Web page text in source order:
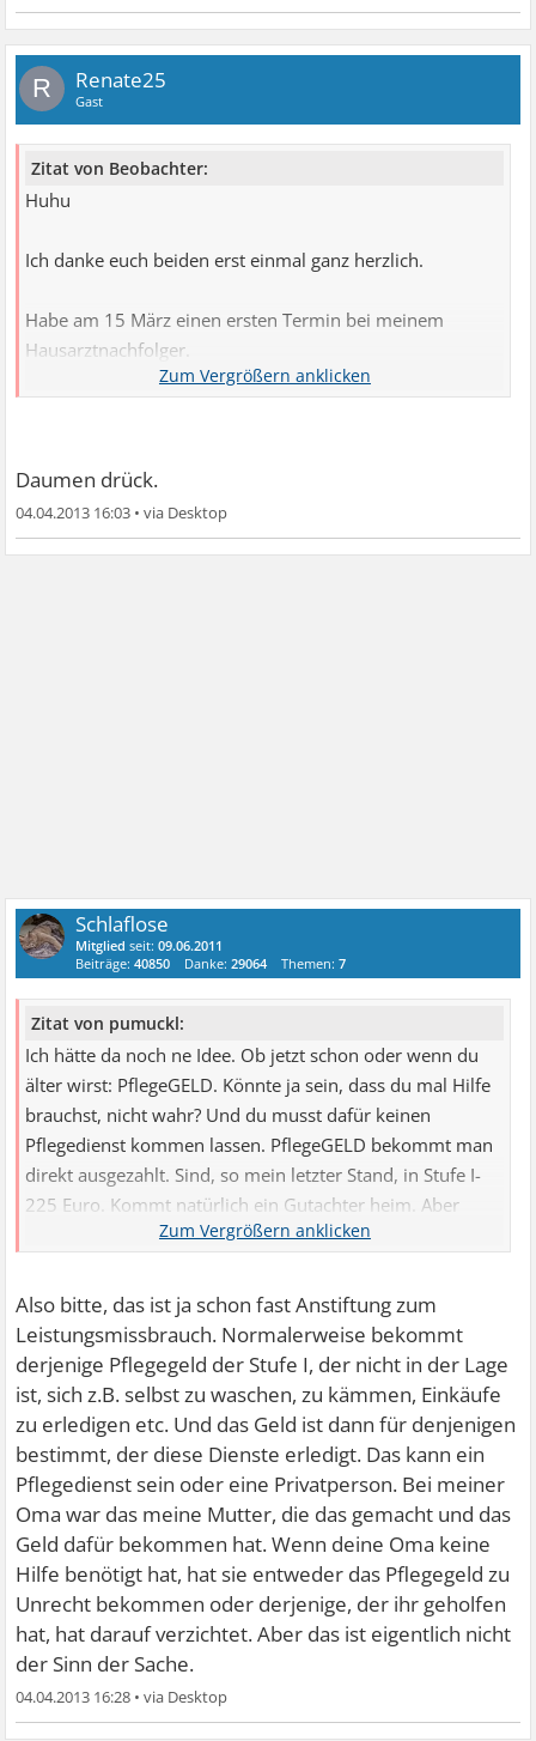
R Renate25
Gast
Zitat von Beobachter:
Huhu
Ich danke euch beiden erst einmal ganz herzlich.
Habe am 15 März einen ersten Termin bei meinem
Hausarztnachfolger.
Werde dann sehen, auf welchem Informationsstand er
Gemeinschaftspraxis) ist.
Ich denke ja auch, dass alles glatt gehen wird, war ja
eigentlich auch
Daumen drück.
04.04.2013 16:03 •
Schlaflose
Mitglied seit:09.06.2011
Beiträge:40850 Danke:29064 Themen:7
Zitat von pumuckl:
Ich hätte da noch ne Idee. Ob jetzt schon oder wenn du
älter wirst: PflegeGELD. Könnte ja sein, dass du mal Hilfe
brauchst, nicht wahr? Und du musst dafür keinen
Pflegedienst kommen lassen. PflegeGELD bekommt man
direkt ausgezahlt. Sind, so mein letzter Stand, in Stufe I-
225 Euro. Kommt natürlich ein Gutachter heim. Aber
davon kann man sich dann halt Dienste "kaufen". Wie
Man bekommt das cash aufs Konto und kann damit tun
und lassen, was man will. Hat meine Oma bekommen.
War ein netter Betrag zu ihrer mickrigen Rente von 600
Euro. Ich weiß also, wie es ist, mit so wenig Geld zu leben.
Also bitte, das ist ja schon fast Anstiftung zum
Leistungsmissbrauch. Normalerweise bekommt
derjenige Pflegegeld der Stufe I, der nicht in der Lage
ist, sich z.B. selbst zu waschen, zu kämmen, Einkäufe
zu erledigen etc. Und das Geld ist dann für denjenigen
bestimmt, der diese Dienste erledigt. Das kann ein
Pflegedienst sein oder eine Privatperson. Bei meiner
Oma war das meine Mutter, die das gemacht und das
Geld dafür bekommen hat. Wenn deine Oma keine
Hilfe benötigt hat, hat sie entweder das Pflegegeld zu
Unrecht bekommen oder derjenige, der ihr geholfen
hat, hat darauf verzichtet. Aber das ist eigentlich nicht
der Sinn der Sache.
04.04.2013 16:28 •